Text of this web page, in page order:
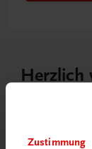
Zustimmung
Herzlich